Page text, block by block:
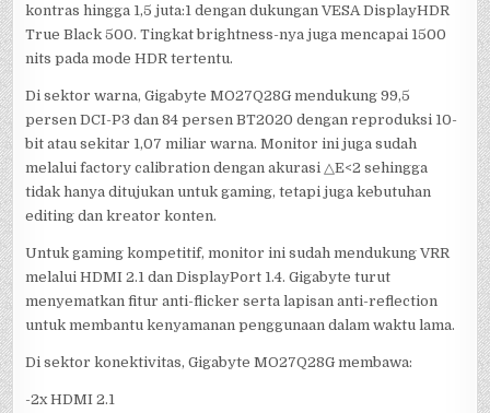
kontras hingga 1,5 juta:1 dengan dukungan VESA DisplayHDR
True Black 500. Tingkat brightness-nya juga mencapai 1500
nits pada mode HDR tertentu.
Di sektor warna, Gigabyte MO27Q28G mendukung 99,5
persen DCI-P3 dan 84 persen BT2020 dengan reproduksi 10-
bit atau sekitar 1,07 miliar warna. Monitor ini juga sudah
melalui factory calibration dengan akurasi △E<2 sehingga
tidak hanya ditujukan untuk gaming, tetapi juga kebutuhan
editing dan kreator konten.
Untuk gaming kompetitif, monitor ini sudah mendukung VRR
melalui HDMI 2.1 dan DisplayPort 1.4. Gigabyte turut
menyematkan fitur anti-flicker serta lapisan anti-reflection
untuk membantu kenyamanan penggunaan dalam waktu lama.
Di sektor konektivitas, Gigabyte MO27Q28G membawa:
-2x HDMI 2.1